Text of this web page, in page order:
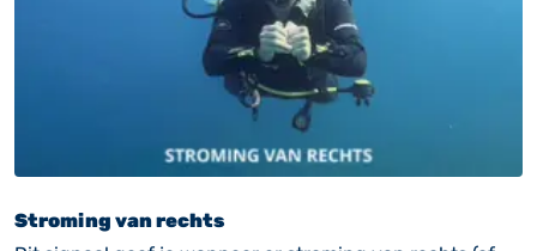
Stroming van rechts